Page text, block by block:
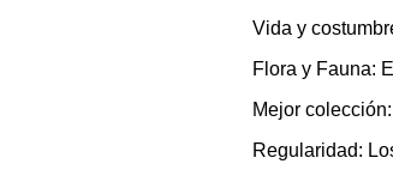
Vida y
Flora y Fauna:
Mejor
Regularidad: